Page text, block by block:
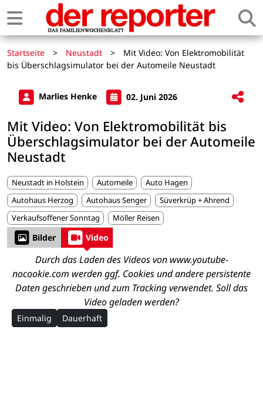
Startseite > Neustadt >
Mit Video: Von Elektromobilität
bis Überschlagsimulator bei der Automeile Neustadt
Marlies Henke 02. Juni 2026
Mit Video: Von Elektromobilität bis
Überschlagsimulator bei der Automeile
Neustadt
Neustadt in Holstein Automeile
Auto Hagen
Autohaus Herzog
Autohaus Senger
Süverkrüp + Ahrend
Verkaufsoffener Sonntag
Möller Reisen
Bilder Video
Durch das Laden des Videos von www.youtube-
nocookie.com werden ggf. Cookies und andere persistente
Daten geschrieben und zum Tracking verwendet. Soll das
Video geladen werden?
Einmalig Dauerhaft